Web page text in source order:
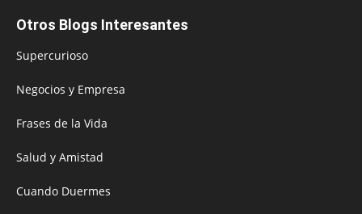
Otros Blogs Interesantes
Supercurioso
Negocios y Empresa
Frases de la Vida
Salud y Amistad
Cuando Duermes